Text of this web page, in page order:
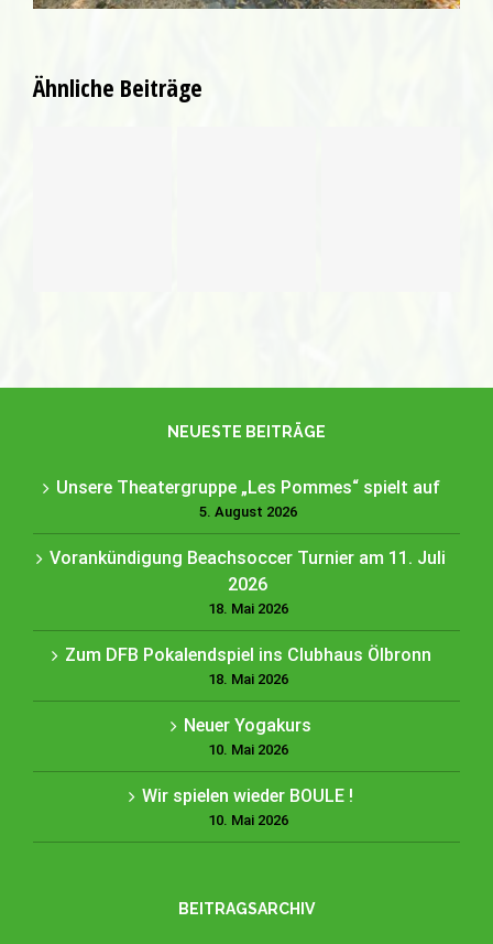
Ähnliche Beiträge
NEUESTE BEITRÄGE
Unsere Theatergruppe „Les Pommes“ spielt auf
5. August 2026
Vorankündigung Beachsoccer Turnier am 11. Juli
2026
18. Mai 2026
Zum DFB Pokalendspiel ins Clubhaus Ölbronn
18. Mai 2026
Neuer Yogakurs
10. Mai 2026
Wir spielen wieder BOULE !
10. Mai 2026
BEITRAGSARCHIV